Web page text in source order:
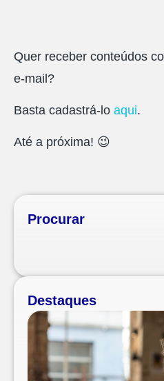
Quer receber conteúdos
e-mail?
Basta cadastrá-lo aqui.
Até a próxima! 😉
Procurar
Destaques